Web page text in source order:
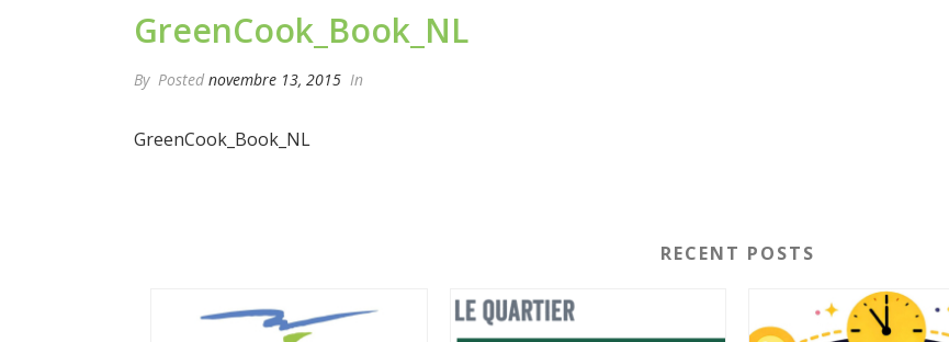
GreenCook_Book_NL
By Posted novembre 13, 2015 In
GreenCook_Book_NL
RECENT POSTS